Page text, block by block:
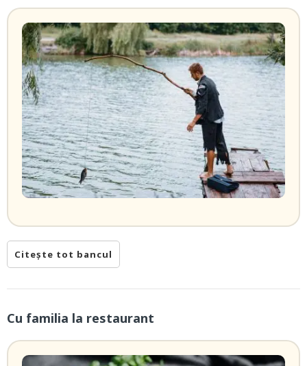
Citește tot bancul
Cu familia la restaurant